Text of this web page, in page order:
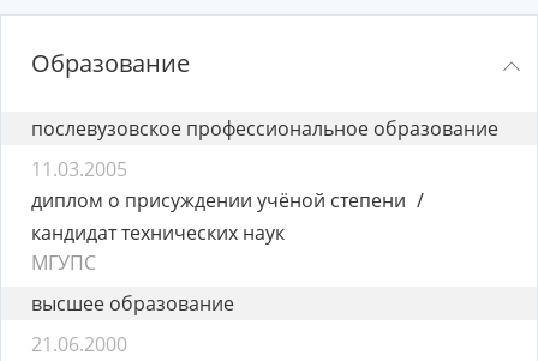
Образование
послевузовское профессиональное образование
11.03.2005
диплом о присуждении учёной степени
кандидат технических наук
МГУПС
высшее образование
21.06.2000